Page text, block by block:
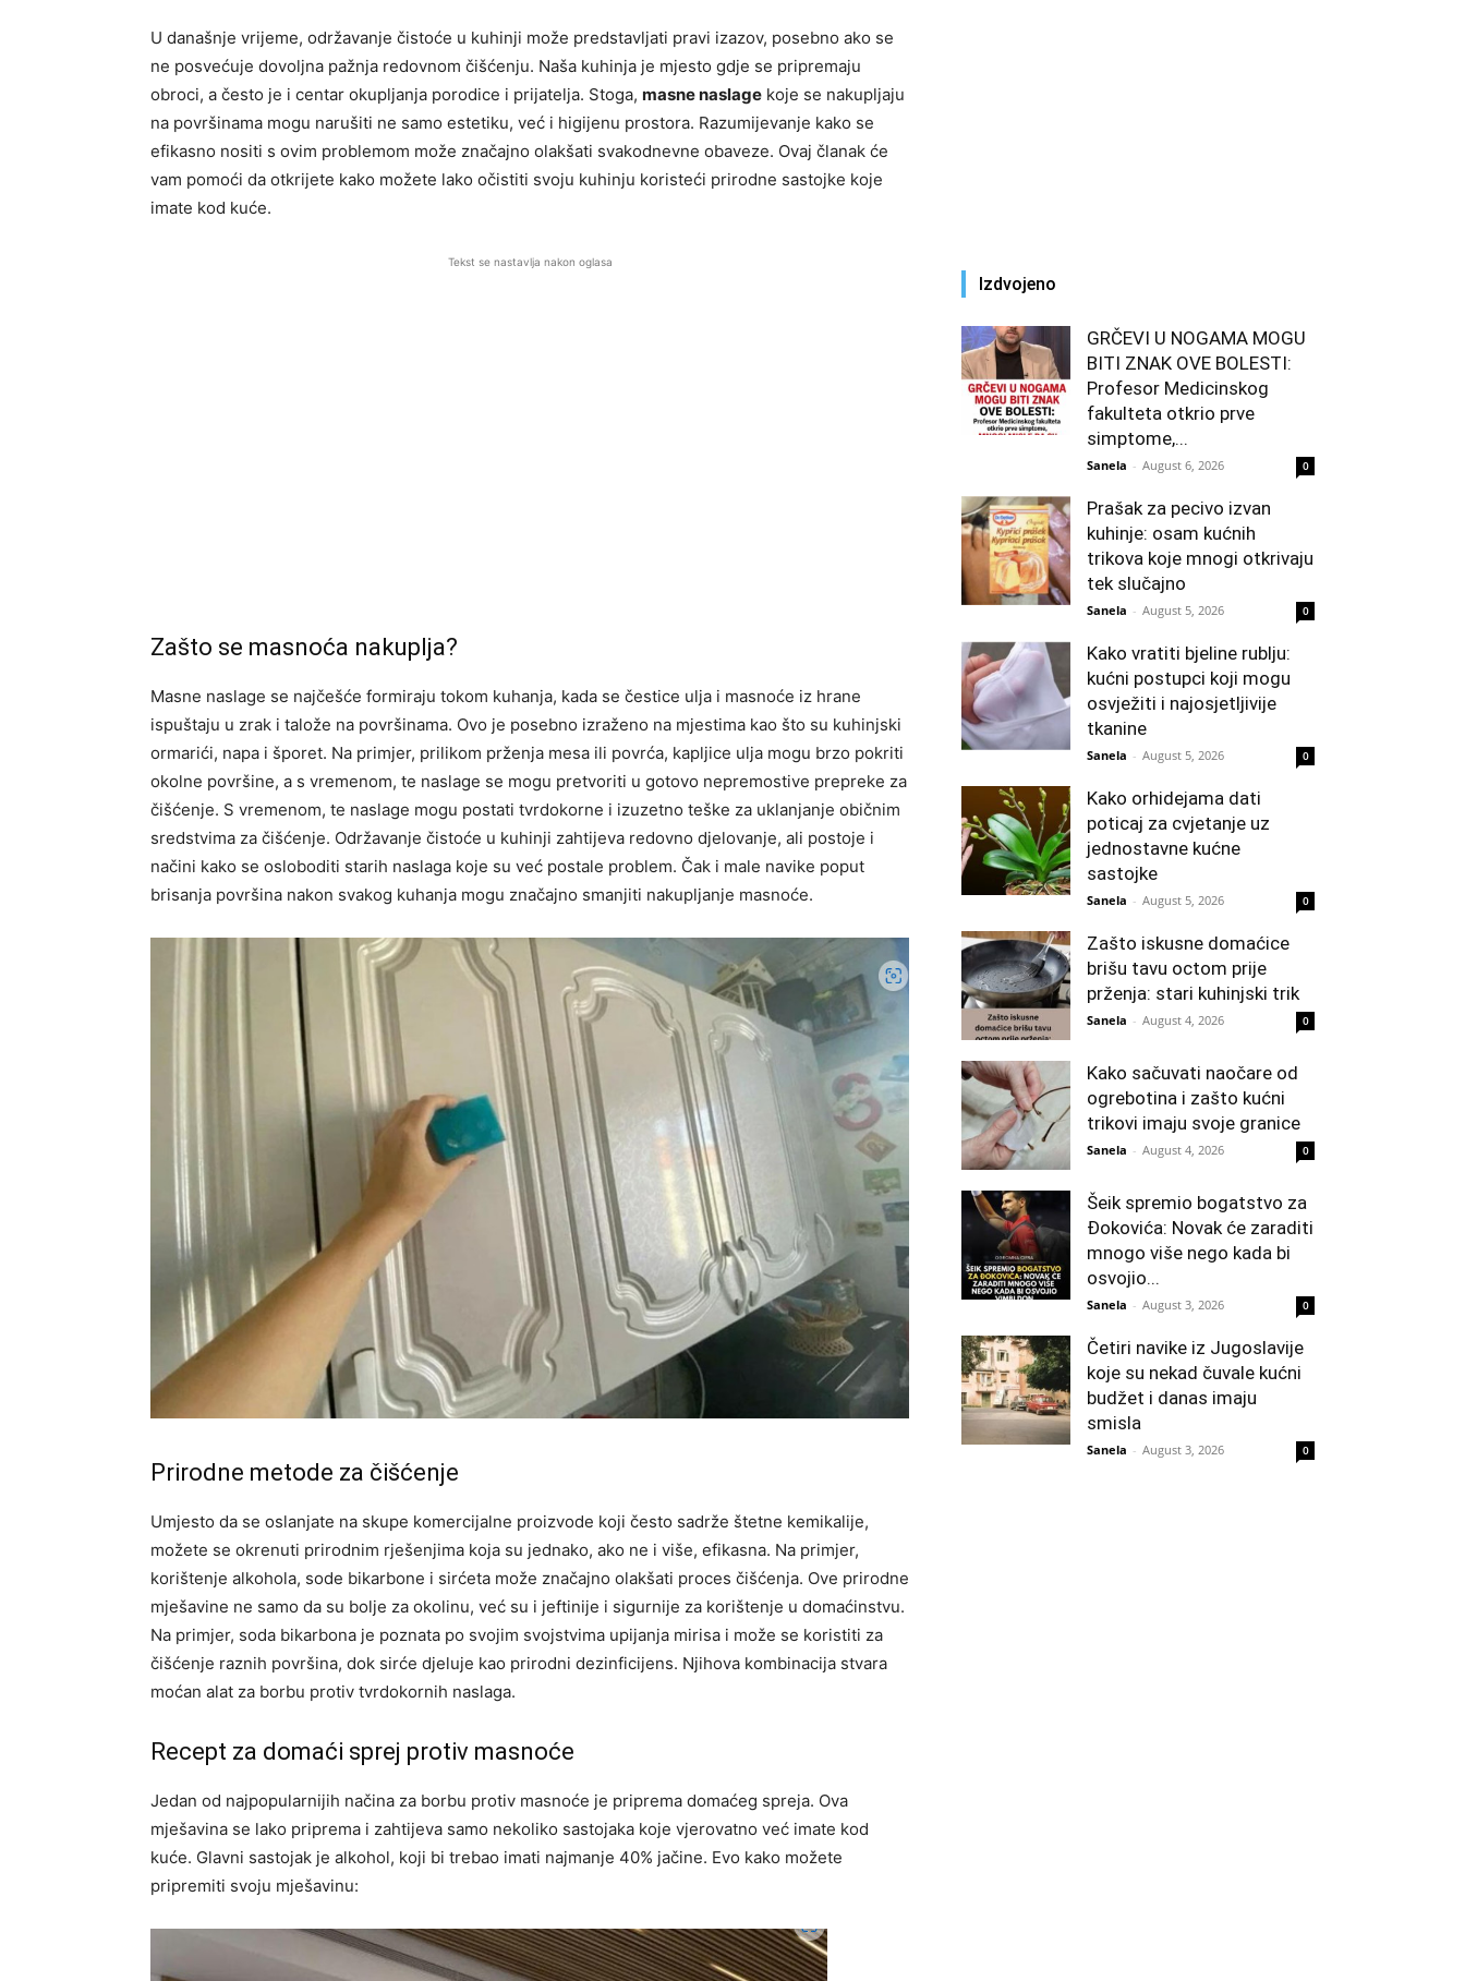
U današnje vrijeme, održavanje čistoće u kuhinji može predstavljati pravi izazov, posebno ako se
ne posvećuje dovoljna pažnja redovnom čišćenju. Naša kuhinja je mjesto gdje se pripremaju
obroci, a često je i centar okupljanja porodice i prijatelja. Stoga, masne naslage koje se nakupljaju
na površinama mogu narušiti ne samo estetiku, već i higijenu prostora. Razumijevanje kako se
efikasno nositi s ovim problemom može značajno olakšati svakodnevne obaveze. Ovaj članak će
vam pomoći da otkrijete kako možete lako očistiti svoju kuhinju koristeći prirodne sastojke koje
imate kod kuće.
Tekst se nastavlja nakon oglasa
Zašto se masnoća nakuplja?
Masne naslage se najčešće formiraju tokom kuhanja, kada se čestice ulja i masnoće iz hrane
ispuštaju u zrak i talože na površinama. Ovo je posebno izraženo na mjestima kao što su kuhinjski
ormarići, napa i šporet. Na primjer, prilikom prženja mesa ili povrća, kapljice ulja mogu brzo pokriti
okolne površine, a s vremenom, te naslage se mogu pretvoriti u gotovo nepremostive prepreke za
čišćenje. S vremenom, te naslage mogu postati tvrdokorne i izuzetno teške za uklanjanje običnim
sredstvima za čišćenje. Održavanje čistoće u kuhinji zahtijeva redovno djelovanje, ali postoje i
načini kako se osloboditi starih naslaga koje su već postale problem. Čak i male navike poput
brisanja površina nakon svakog kuhanja mogu značajno smanjiti nakupljanje masnoće.
Prirodne metode za čišćenje
Umjesto da se oslanjate na skupe komercijalne proizvode koji često sadrže štetne kemikalije,
možete se okrenuti prirodnim rješenjima koja su jednako, ako ne i više, efikasna. Na primjer,
korištenje alkohola, sode bikarbone i sirćeta može značajno olakšati proces čišćenja. Ove prirodne
mješavine ne samo da su bolje za okolinu, već su i jeftinije i sigurnije za korištenje u domaćinstvu.
Na primjer, soda bikarbona je poznata po svojim svojstvima upijanja mirisa i može se koristiti za
čišćenje raznih površina, dok sirće djeluje kao prirodni dezinficijens. Njihova kombinacija stvara
moćan alat za borbu protiv tvrdokornih naslaga.
Recept za domaći sprej protiv masnoće
Jedan od najpopularnijih načina za borbu protiv masnoće je priprema domaćeg spreja. Ova
mješavina se lako priprema i zahtijeva samo nekoliko sastojaka koje vjerovatno već imate kod
kuće. Glavni sastojak je alkohol, koji bi trebao imati najmanje 40% jačine. Evo kako možete
pripremiti svoju mješavinu:
Izdvojeno
GRČEVI U NOGAMA MOGU
BITI ZNAK OVE BOLESTI:
Profesor Medicinskog
fakulteta otkrio prve
simptome,...
Sanela - August 6, 2026 0
Prašak za pecivo izvan
kuhinje: osam kućnih
trikova koje mnogi otkrivaju
tek slučajno
Sanela - August 5, 2026 0
Kako vratiti bjeline rublju:
kućni postupci koji mogu
osvježiti i najosjetljivije
tkanine
Sanela - August 5, 2026 0
Kako orhidejama dati
poticaj za cvjetanje uz
jednostavne kućne
sastojke
Sanela - August 5, 2026 0
Zašto iskusne domaćice
brišu tavu octom prije
prženja: stari kuhinjski trik
Sanela - August 4, 2026 0
Kako sačuvati naočare od
ogrebotina i zašto kućni
trikovi imaju svoje granice
Sanela - August 4, 2026 0
Šeik spremio bogatstvo za
Đokovića: Novak će zaraditi
mnogo više nego kada bi
osvojio...
Sanela - August 3, 2026 0
Četiri navike iz Jugoslavije
koje su nekad čuvale kućni
budžet i danas imaju
smisla
Sanela - August 3, 2026 0